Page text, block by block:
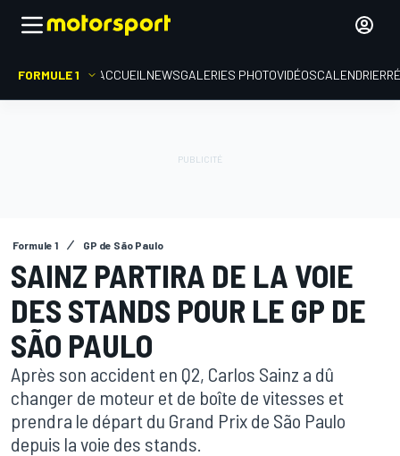
FORMULE 1 ACCUEIL NEWSGALERIES PHOTOVIDÉOSCALENDRIER
Formule 1 GP de São Paulo
SAINZ PARTIRA DE LA VOIE
DES STANDS POUR LE GP DE
SÃO PAULO
Après son accident en Q2, Carlos Sainz a dû
changer de moteur et de boîte de vitesses et
prendra le départ du Grand Prix de São Paulo
depuis la voie des stands.